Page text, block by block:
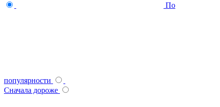
По
популярности
Сначала дороже